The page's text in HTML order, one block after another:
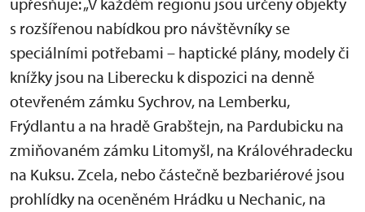
s rozšířenou nabídkou pro návštěvníky se
speciálními potřebami – haptické plány, modely či
knížky jsou na Liberecku k dispozici na denně
otevřeném zámku Sychrov, na Lemberku,
Frýdlantu a na hradě Grabštejn, na Pardubicku na
zmiňovaném zámku Litomyšl, na Královéhradecku
na Kuksu. Zcela, nebo částečně bezbariérové jsou
prohlídky na oceněném Hrádku u Nechanic, na